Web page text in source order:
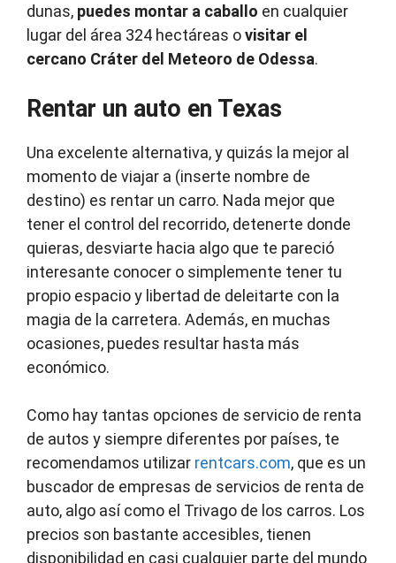
dunas, puedes montar a caballo en cualquier
lugar del área 324 hectáreas ovisitar el
cercano Cráter del Meteoro de Odessa.
Rentar un auto en Texas
Una excelente alternativa, y quizás la mejor al
momento de viajar a (inserte nombre de
destino) es rentar un carro. Nada mejor que
tener el control del recorrido, detenerte donde
quieras, desviarte hacia algo que te pareció
interesante conocer o simplemente tener tu
propio espacio y libertad de deleitarte con la
magia de la carretera. Además, en muchas
ocasiones, puedes resultar hasta más
económico.
Como hay tantas opciones de servicio de renta
de autos y siempre diferentes por países, te
recomendamos utilizar rentcars.com, que es un
buscador de empresas de servicios de renta de
auto, algo así como el Trivago de los carros. Los
precios son bastante accesibles, tienen
disponibilidad en casi cualquier parte del mundo